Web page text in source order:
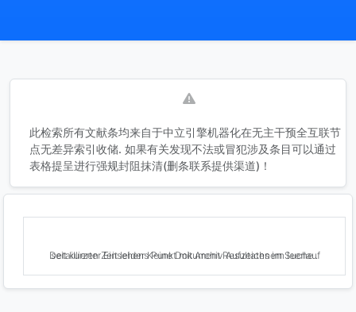
此检索所有文献条均来自于中立引擎机器化在无主干预全互联节
点无差异索引收储. 如果有关发现不法或冒犯涉及条目可以通过
表格提呈进行强规封阻抹清(删条联系提供渠道)！
Detaillierter Einsehens Punkt mit Archiv Aufzeichnern leerlauf seit kurzen Zeit leider Keine Dokument Resultates im Suche .